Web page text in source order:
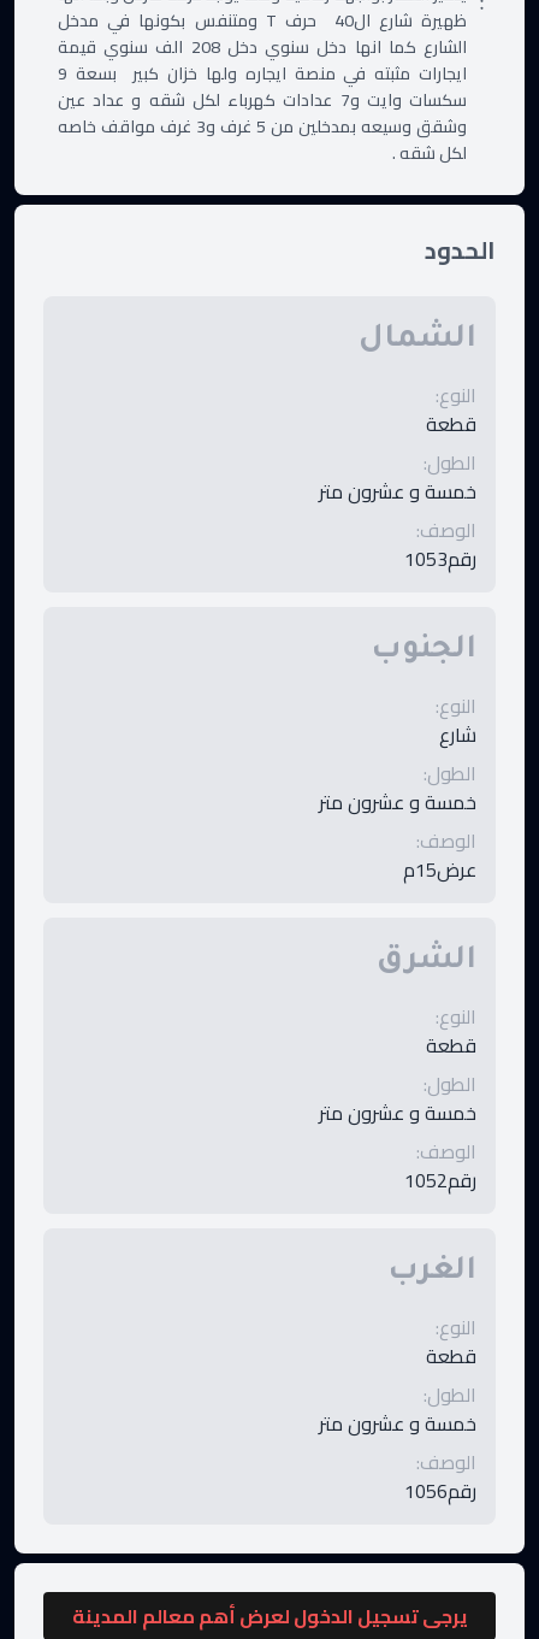
لكل شقه .
الحدود
الشمال
النوع:
قطعة
الطول:
خمسة و عشرون متر
الوصف:
رقم1053
الجنوب
النوع:
شارع
الطول:
خمسة و عشرون متر
الوصف:
عرض15م
الشرق
النوع:
قطعة
الطول:
خمسة و عشرون متر
الوصف:
رقم1052
الغرب
النوع:
قطعة
الطول:
خمسة و عشرون متر
الوصف:
رقم1056
يرجى تسجيل الدخول لعرض أهم معالم المدينة